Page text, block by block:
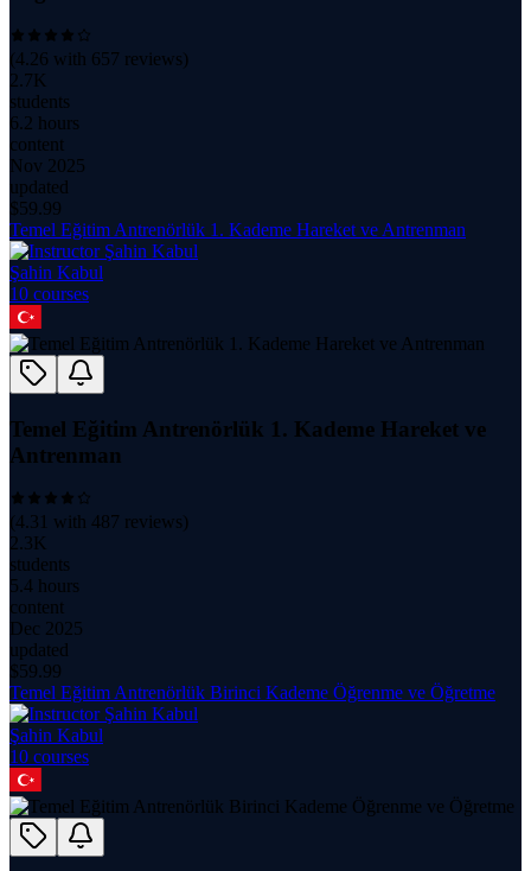
(4.26 with 657 reviews)
2.7K
students
6.2 hours
content
Nov 2025
updated
$59.99
Temel Eğitim Antrenörlük 1. Kademe Hareket ve Antrenman
Şahin Kabul
10 courses
Temel Eğitim Antrenörlük 1. Kademe Hareket ve
Antrenman
(4.31 with 487 reviews)
2.3K
students
5.4 hours
content
Dec 2025
updated
$59.99
Temel Eğitim Antrenörlük Birinci Kademe Öğrenme ve Öğretme
Şahin Kabul
10 courses